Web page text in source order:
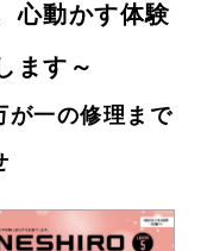
心動かす体験
ます～
が一の修理まで